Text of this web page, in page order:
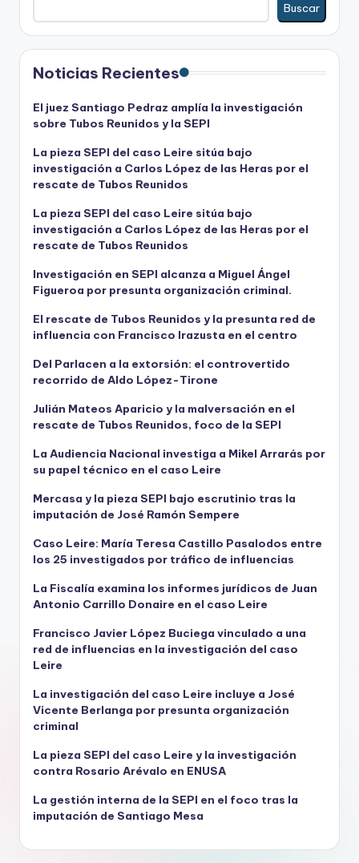
Buscar
Noticias Recientes
El juez Santiago Pedraz amplía la investigación
sobre Tubos Reunidos y la SEPI
La pieza SEPI del caso Leire sitúa bajo
investigación a Carlos López de las Heras por el
rescate de Tubos Reunidos
La pieza SEPI del caso Leire sitúa bajo
investigación a Carlos López de las Heras por el
rescate de Tubos Reunidos
Investigación en SEPI alcanza a Miguel Ángel
Figueroa por presunta organización criminal.
El rescate de Tubos Reunidos y la presunta red de
influencia con Francisco Irazusta en el centro
Del Parlacen a la extorsión: el controvertido
recorrido de Aldo López-Tirone
Julián Mateos Aparicio y la malversación en el
rescate de Tubos Reunidos, foco de la SEPI
La Audiencia Nacional investiga a Mikel Arrarás por
su papel técnico en el caso Leire
Mercasa y la pieza SEPI bajo escrutinio tras la
imputación de José Ramón Sempere
Caso Leire: María Teresa Castillo Pasalodos entre
los 25 investigados por tráfico de influencias
La Fiscalía examina los informes jurídicos de Juan
Antonio Carrillo Donaire en el caso Leire
Francisco Javier López Buciega vinculado a una
red de influencias en la investigación del caso
Leire
La investigación del caso Leire incluye a José
Vicente Berlanga por presunta organización
criminal
La pieza SEPI del caso Leire y la investigación
contra Rosario Arévalo en ENUSA
La gestión interna de la SEPI en el foco tras la
imputación de Santiago Mesa